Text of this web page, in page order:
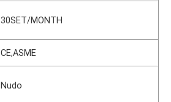
30SET/MONTH
CE,ASME
Nudo